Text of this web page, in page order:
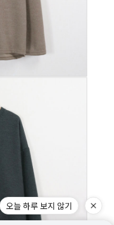
오늘 하루 보지 않기